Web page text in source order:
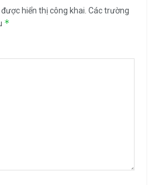
hiển thị công khai. Các trường
*